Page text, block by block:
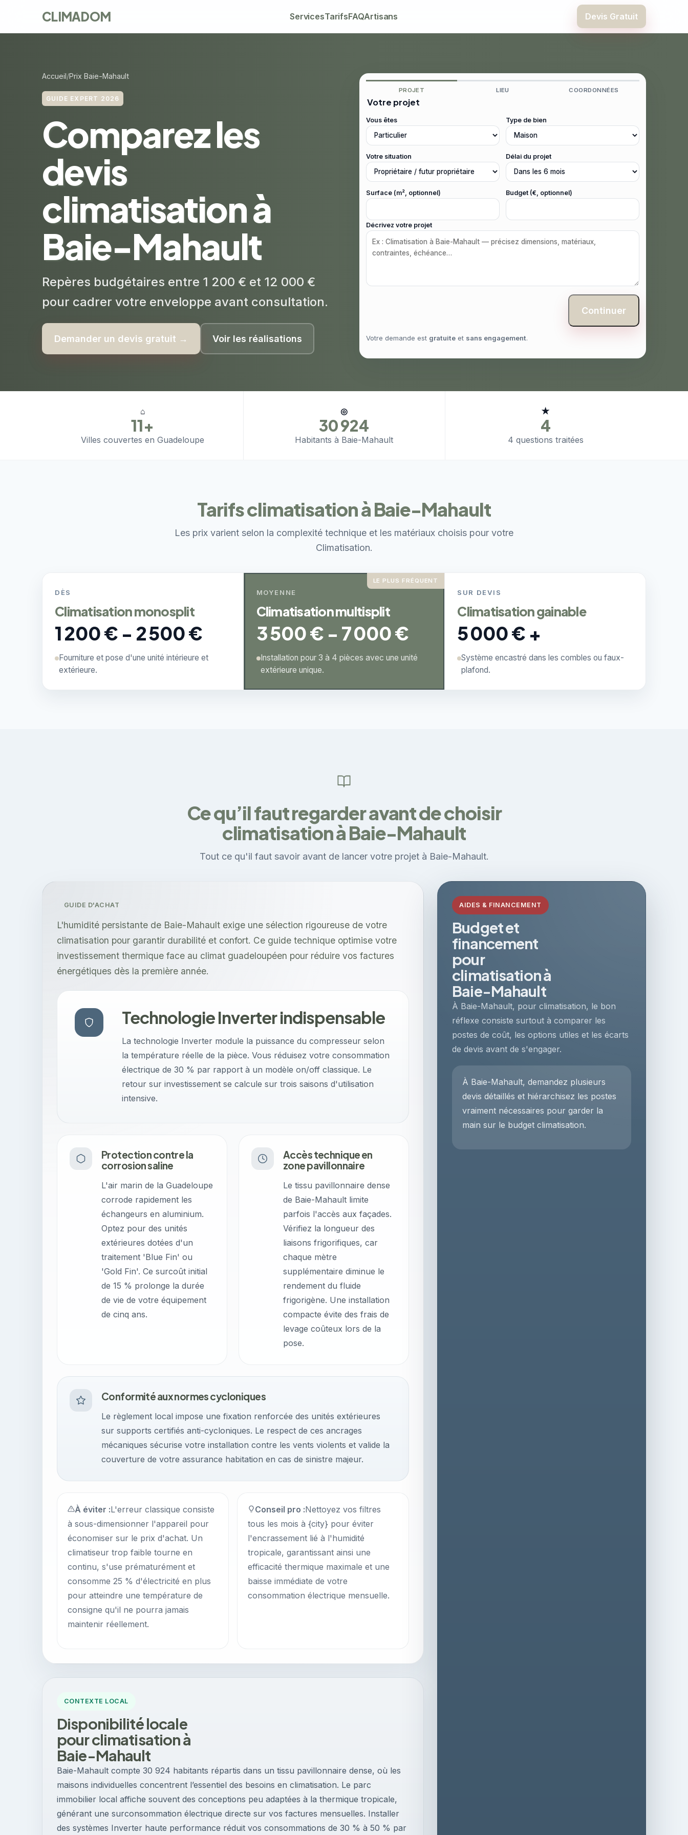
CLIMADOM ServicesTarifsFAQArtisans Devis Gratuit
Accueil Prix Baie-Mahault
GUIDE EXPERT 2026
Comparez les
devis
climatisation à
Baie-Mahault
Repères budgétaires entre 1 200 € et 12 000 €
pour cadrer votre enveloppe avant consultation.
Demander un devis gratuit → Voir les réalisations
PROJET LIEU COORDONNÉES
Votre projet
Vous êtes Type de bien
Votre situation Délai du projet
Surface (m², optionnel) Budget (€, optionnel)
Décrivez votre projet
Continuer
Votre demande est gratuite et sans engagement.
⌂
11+
Villes couvertes en Guadeloupe
◎
30 924
Habitants à Baie-Mahault
★
4
4 questions traitées
Tarifs climatisation à Baie-Mahault
Les prix varient selon la complexité technique et les matériaux choisis pour votre
Climatisation.
DÈS
Climatisation monosplit
1 200 € - 2 500 €
Fourniture et pose d'une unité intérieure et
extérieure.
LE PLUS FRÉQUENT
MOYENNE
Climatisation multisplit
3 500 € - 7 000 €
Installation pour 3 à 4 pièces avec une unité
extérieure unique.
SUR DEVIS
Climatisation gainable
5 000 € +
Système encastré dans les combles ou faux-
plafond.
Ce qu’il faut regarder avant de choisir
climatisation à Baie-Mahault
Tout ce qu'il faut savoir avant de lancer votre projet à Baie-Mahault.
GUIDE D'ACHAT
L'humidité persistante de Baie-Mahault exige une sélection rigoureuse de votre
climatisation pour garantir durabilité et confort. Ce guide technique optimise votre
investissement thermique face au climat guadeloupéen pour réduire vos factures
énergétiques dès la première année.
Technologie Inverter indispensable
La technologie Inverter module la puissance du compresseur selon
la température réelle de la pièce. Vous réduisez votre consommation
électrique de 30 % par rapport à un modèle on/off classique. Le
retour sur investissement se calcule sur trois saisons d'utilisation
intensive.
Protection contre la
corrosion saline
L'air marin de la Guadeloupe
corrode rapidement les
échangeurs en aluminium.
Optez pour des unités
extérieures dotées d'un
traitement 'Blue Fin' ou
'Gold Fin'. Ce surcoût initial
de 15 % prolonge la durée
de vie de votre équipement
de cinq ans.
Accès technique en
zone pavillonnaire
Le tissu pavillonnaire dense
de Baie-Mahault limite
parfois l'accès aux façades.
Vérifiez la longueur des
liaisons frigorifiques, car
chaque mètre
supplémentaire diminue le
rendement du fluide
frigorigène. Une installation
compacte évite des frais de
levage coûteux lors de la
pose.
Conformité aux normes cycloniques
Le règlement local impose une fixation renforcée des unités extérieures
sur supports certifiés anti-cycloniques. Le respect de ces ancrages
mécaniques sécurise votre installation contre les vents violents et valide la
couverture de votre assurance habitation en cas de sinistre majeur.
À éviter :L'erreur classique consiste
à sous-dimensionner l'appareil pour
économiser sur le prix d'achat. Un
climatiseur trop faible tourne en
continu, s'use prématurément et
consomme 25 % d'électricité en plus
pour atteindre une température de
consigne qu'il ne pourra jamais
maintenir réellement.
Conseil pro :Nettoyez vos filtres
tous les mois à {city} pour éviter
l'encrassement lié à l'humidité
tropicale, garantissant ainsi une
efficacité thermique maximale et une
baisse immédiate de votre
consommation électrique mensuelle.
CONTEXTE LOCAL
Disponibilité locale
pour climatisation à
Baie-Mahault
Baie-Mahault compte 30 924 habitants répartis dans un tissu pavillonnaire dense, où les
maisons individuelles concentrent l’essentiel des besoins en climatisation. Le parc
immobilier local affiche souvent des conceptions peu adaptées à la thermique tropicale,
générant une surconsommation électrique directe sur vos factures mensuelles. Installer
des systèmes Inverter haute performance réduit vos consommations de 30 % à 50 % par
AIDES & FINANCEMENT
Budget et
financement
pour
climatisation à
Baie-Mahault
À Baie-Mahault, pour climatisation, le bon
réflexe consiste surtout à comparer les
postes de coût, les options utiles et les écarts
de devis avant de s'engager.
À Baie-Mahault, demandez plusieurs
devis détaillés et hiérarchisez les postes
vraiment nécessaires pour garder la
main sur le budget climatisation.